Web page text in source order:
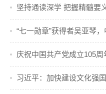
习近平：加快建设文化强国